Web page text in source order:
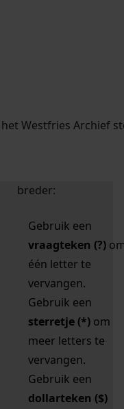
zoektips.
zoektips.
Westfries Archief
uw zoekopdracht te
breder:
Gebruik een
vraagteken (?)
één letter te
vervangen.
Gebruik een
sterretje (*) om
meer letters te
vervangen.
Gebruik een
dollarteken ($)